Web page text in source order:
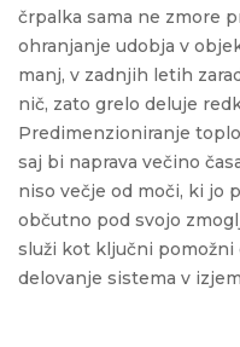
črpalka sama ne zmore
ohranjanje udobja v
manj, v zadnjih letih
nič, zato grelo deluje
Predimenzioniranje
saj bi naprava večino
niso večje od moči, ki jo
občutno pod svojo
služi kot ključni pomožni
delovanje sistema v